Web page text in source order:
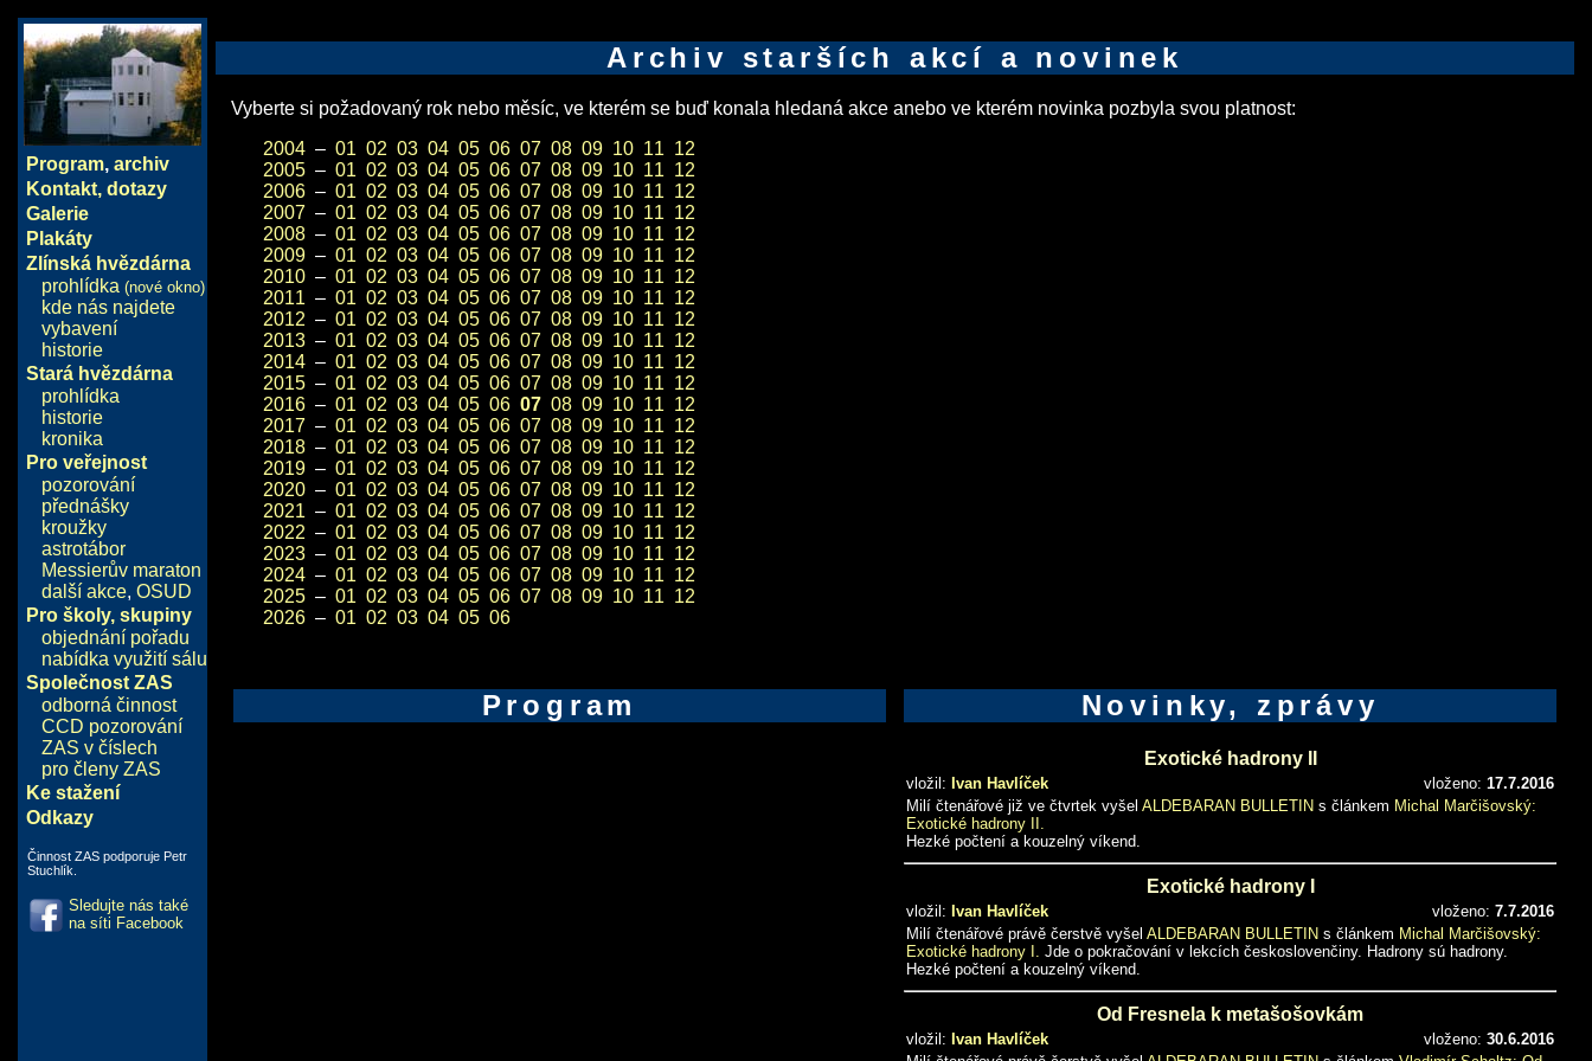
Program, archiv
Kontakt, dotazy
Galerie
Plakáty
Zlínská hvězdárna
prohlídka (nové okno)
kde nás najdete
vybavení
historie
Stará hvězdárna
prohlídka
historie
kronika
Pro veřejnost
pozorování
přednášky
kroužky
astrotábor
Messierův maraton
další akce, OSUD
Pro školy, skupiny
objednání pořadu
nabídka využití sálu
Společnost ZAS
odborná činnost
CCD pozorování
ZAS v číslech
pro členy ZAS
Ke stažení
Odkazy
Činnost ZAS podporuje Petr
Stuchlík.
Sledujte nás také
na síti Facebook
Archiv starších akcí a novinek
Vyberte si požadovaný rok nebo měsíc, ve kterém se buď konala hledaná akce anebo ve kterém novinka pozbyla svou platnost:
2004 – 01 02 03 04 05 06 07 08 09 10 11 12
2005 – 01 02 03 04 05 06 07 08 09 10 11 12
2006 – 01 02 03 04 05 06 07 08 09 10 11 12
2007 – 01 02 03 04 05 06 07 08 09 10 11 12
2008 – 01 02 03 04 05 06 07 08 09 10 11 12
2009 – 01 02 03 04 05 06 07 08 09 10 11 12
2010 – 01 02 03 04 05 06 07 08 09 10 11 12
2011 – 01 02 03 04 05 06 07 08 09 10 11 12
2012 – 01 02 03 04 05 06 07 08 09 10 11 12
2013 – 01 02 03 04 05 06 07 08 09 10 11 12
2014 – 01 02 03 04 05 06 07 08 09 10 11 12
2015 – 01 02 03 04 05 06 07 08 09 10 11 12
2016 – 01 02 03 04 05 06 07 08 09 10 11 12
2017 – 01 02 03 04 05 06 07 08 09 10 11 12
2018 – 01 02 03 04 05 06 07 08 09 10 11 12
2019 – 01 02 03 04 05 06 07 08 09 10 11 12
2020 – 01 02 03 04 05 06 07 08 09 10 11 12
2021 – 01 02 03 04 05 06 07 08 09 10 11 12
2022 – 01 02 03 04 05 06 07 08 09 10 11 12
2023 – 01 02 03 04 05 06 07 08 09 10 11 12
2024 – 01 02 03 04 05 06 07 08 09 10 11 12
2025 – 01 02 03 04 05 06 07 08 09 10 11 12
2026 – 01 02 03 04 05 06
Program Novinky, zprávy
Exotické hadrony II
vložil: Ivan Havlíček vloženo: 17.7.2016
Milí čtenářové již ve čtvrtek vyšel ALDEBARAN BULLETIN s článkem Michal Marčišovský:
Exotické hadrony II.
Hezké počtení a kouzelný víkend.
Exotické hadrony I
vložil: Ivan Havlíček vloženo: 7.7.2016
Milí čtenářové právě čerstvě vyšel ALDEBARAN BULLETIN s článkem Michal Marčišovský:
Exotické hadrony I. Jde o pokračování v lekcích českoslovenčiny. Hadrony sú hadrony.
Hezké počtení a kouzelný víkend.
Od Fresnela k metašošovkám
vložil: Ivan Havlíček vloženo: 30.6.2016